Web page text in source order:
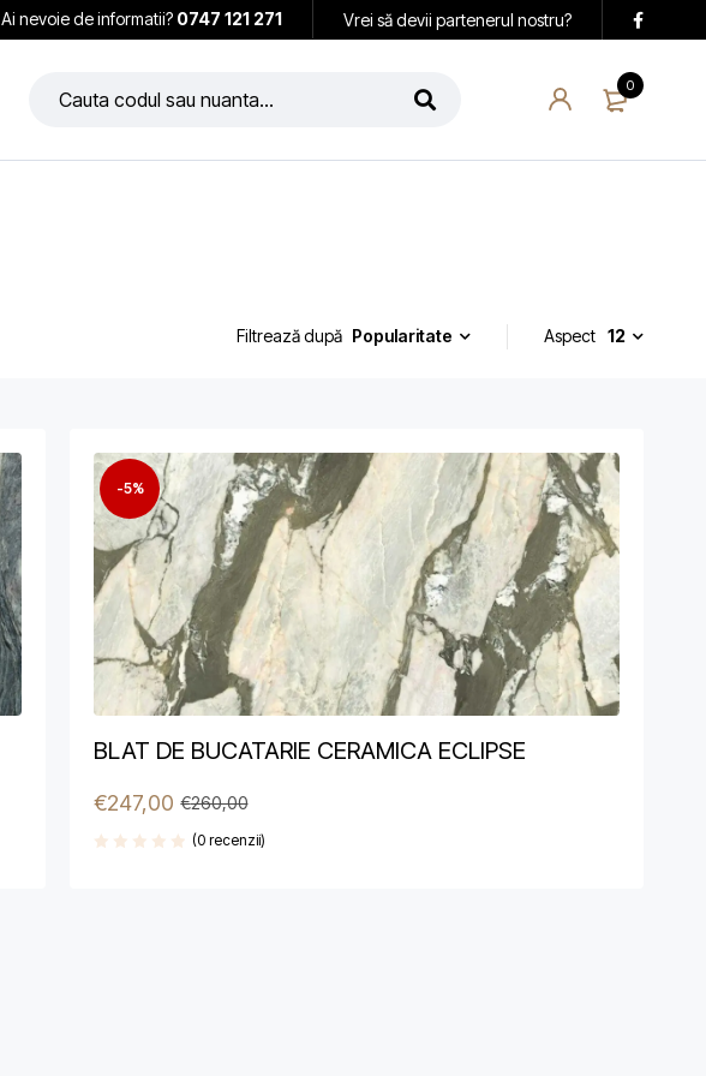
Vrei să devii partenerul nostru?
Ai nevoie de informatii? 0747 121 271
0
Filtrează după Popularitate Aspect 12
-5%
BLAT DE BUCATARIE CERAMICA ECLIPSE
€260,00
€247,00
(0 recenzii)